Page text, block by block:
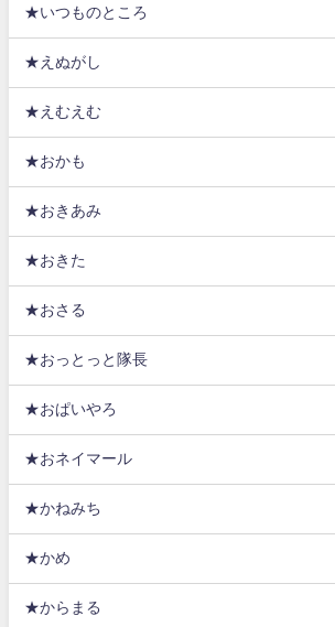
★いつものところ
★えぬがし
★えむえむ
★おかも
★おきあみ
★おきた
★おさる
★おっとっと隊長
★おぱいやろ
★おネイマール
★かねみち
★かめ
★からまる